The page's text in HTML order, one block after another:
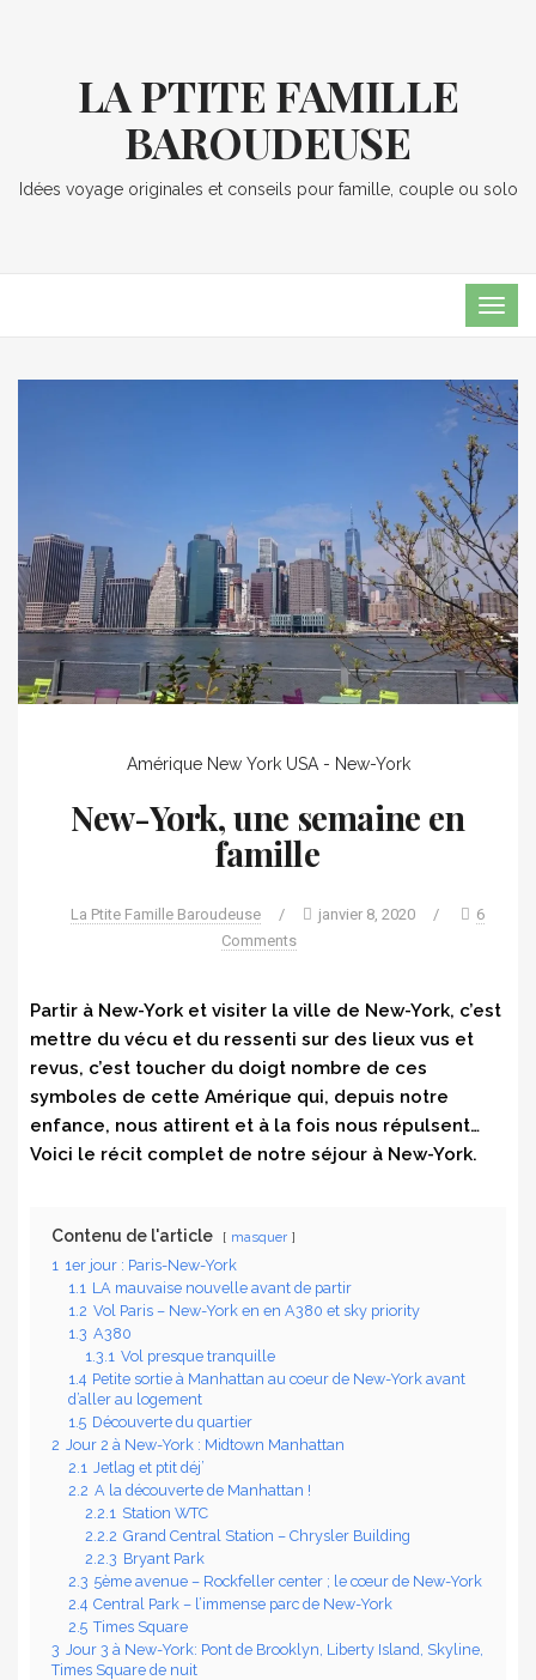
LA PTITE FAMILLE
BAROUDEUSE
Idées voyage originales et conseils pour famille, couple ou solo
Amérique New York USA - New-York
New-York, une semaine en
famille
La Ptite Famille Baroudeuse / janvier 8, 2020 /
6
Comments
Partir à New-York et visiter la ville de New-York, c’est
mettre du vécu et du ressenti sur des lieux vus et
revus, c’est toucher du doigt nombre de ces
symboles de cette Amérique qui, depuis notre
enfance, nous attirent et à la fois nous répulsent…
Voici le récit complet de notre séjour à New-York.
Contenu de l'article masquer
1 1er jour : Paris-New-York
1.1 LA mauvaise nouvelle avant de partir
1.2 Vol Paris – New-York en en A380 et sky priority
1.3 A380
1.3.1 Vol presque tranquille
1.4 Petite sortie à Manhattan au coeur de New-York avant
d’aller au logement
1.5 Découverte du quartier
2 Jour 2 à New-York : Midtown Manhattan
2.1
Jetlag et ptit déj’
2.2 A la découverte de Manhattan !
2.2.1 Station WTC
2.2.2 Grand Central Station – Chrysler Building
2.2.3 Bryant Park
2.3 5ème avenue – Rockfeller center ; le cœur de New-York
2.4 Central Park – l’immense parc de New-York
2.5 Times Square
3 Jour 3 à New-York: Pont de Brooklyn, Liberty Island, Skyline,
Times Square de nuit